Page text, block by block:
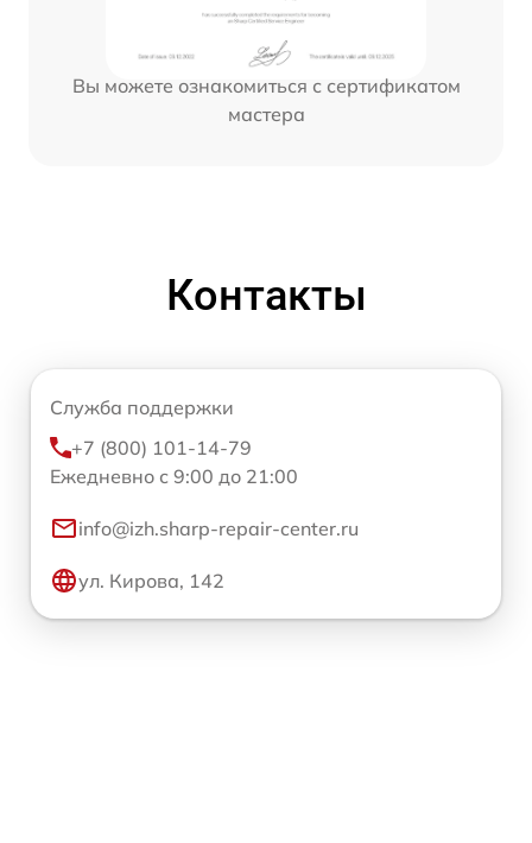
Вы можете ознакомиться с сертификатом
мастера
Контакты
Служба поддержки
+7 (800) 101-14-79
Ежедневно с 9:00 до 21:00
info@izh.sharp-repair-center.ru
ул. Кирова, 142